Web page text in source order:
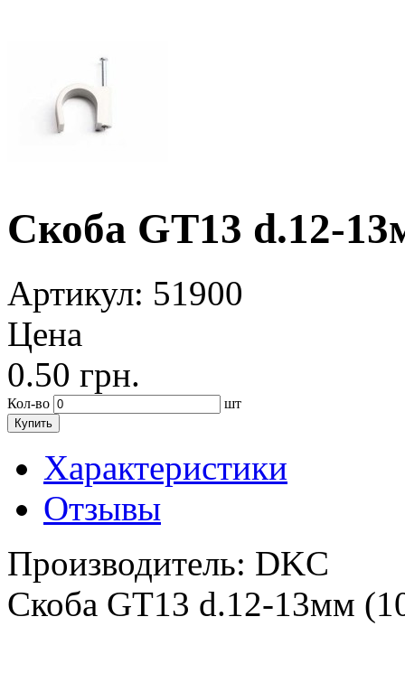
Скоба GT13 d.12-
Артикул: 51900
Цена
0.50 грн.
Кол-во шт
Купить
Характеристики
Отзывы
Производитель: DKC
Скоба GT13 d.12-13мм